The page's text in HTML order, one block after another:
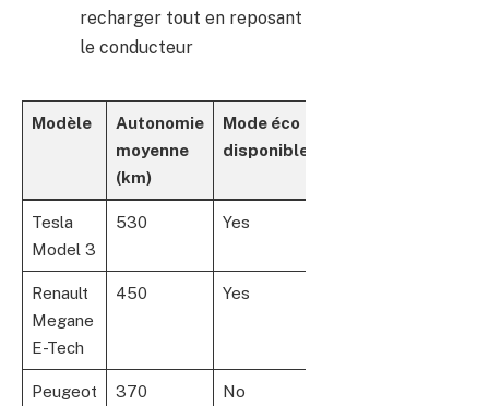
recharger tout en reposant
le conducteur
Modèle
Autonomie
moyenne
(km)
Mode éco
disponible
Tesla
Model 3
530 Yes
Renault
Megane
E-Tech
450 Yes
Peugeot
370 No